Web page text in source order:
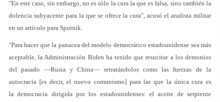
"En este caso, sin embargo, no es sólo la cura la que es falsa, sino también la
dolencia subyacente para la que se ofrece la cura", acusó el analista militar
en un artículo para Sputnik.
"Para hacer que la panacea del modelo democrático estadounidense sea más
aceptable, la Administración Biden ha tenido que resucitar a los demonios
del pasado —Rusia y China— retratándolos como las fuerzas de la
autocracia [es decir, el nuevo comunismo] para las que la única cura es
la democracia dirigida por los estadounidenses: el aceite de serpiente